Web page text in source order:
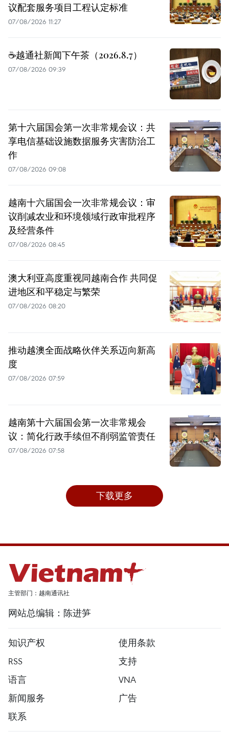
议配套服务项目工程认定标准
07/08/2026 11:27
☕️越通社新闻下午茶（2026.8.7）
07/08/2026 09:39
第十六届国会第一次非常规会议：共
享电信基础设施数据服务灾害防治工
作
07/08/2026 09:08
越南十六届国会一次非常规会议：审
议削减农业和环境领域行政审批程序
及经营条件
07/08/2026 08:45
澳大利亚高度重视同越南合作 共同促
进地区和平稳定与繁荣
07/08/2026 08:20
推动越澳全面战略伙伴关系迈向新高
度
07/08/2026 07:59
越南第十六届国会第一次非常规会
议：简化行政手续但不削弱监管责任
07/08/2026 07:58
下载更多
主管部门：越南通讯社
网站总编辑：陈进笋
知识产权
使用条款
RSS
支持
语言
VNA
新闻服务
广告
联系